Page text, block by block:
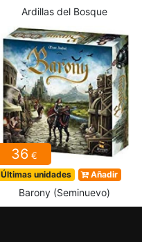
Ardillas del Bosque
36 €
Últimas unidades Añadir
Barony (Seminuevo)